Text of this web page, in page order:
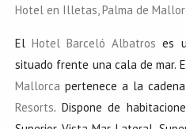
Hotel en Illetas, Palma de
ElHotel Barceló Albatros es
situado frente una cala de mar.
Mallorca pertenece a la
Resorts. Dispone de